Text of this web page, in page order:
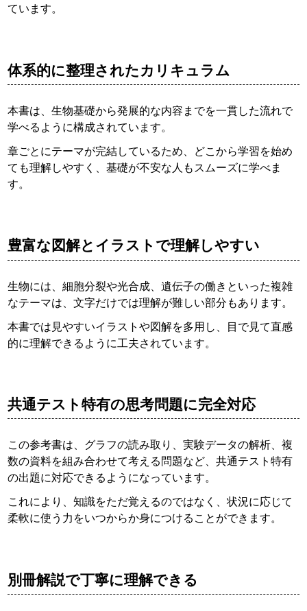
ています。
体系的に整理されたカリキュラム
本書は、生物基礎から発展的な内容までを一貫した流れで
学べるように構成されています。
章ごとにテーマが完結しているため、どこから学習を始め
ても理解しやすく、基礎が不安な人もスムーズに学べま
す。
豊富な図解とイラストで理解しやすい
生物には、細胞分裂や光合成、遺伝子の働きといった複雑
なテーマは、文字だけでは理解が難しい部分もあります。
本書では見やすいイラストや図解を多用し、目で見て直感
的に理解できるように工夫されています。
共通テスト特有の思考問題に完全対応
この参考書は、グラフの読み取り、実験データの解析、複
数の資料を組み合わせて考える問題など、共通テスト特有
の出題に対応できるようになっています。
これにより、知識をただ覚えるのではなく、状況に応じて
柔軟に使う力をいつからか身につけることができます。
別冊解説で丁寧に理解できる